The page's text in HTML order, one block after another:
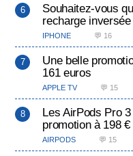
Souhaitez-vous
recharge inversée
IPHONE 💬 16
Une belle
161 euros
APPLE TV 💬 15
Les AirPods Pro
promotion à 198 €
AIRPODS 💬 15